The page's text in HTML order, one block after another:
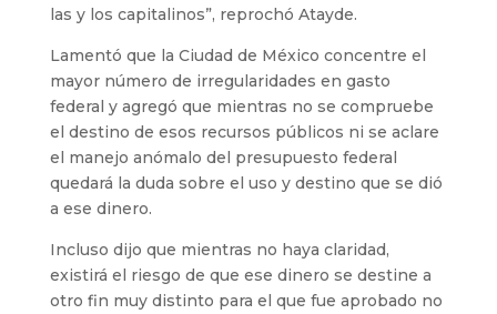
las y los capitalinos”, reprochó Atayde.
Lamentó que la Ciudad de México concentre el
mayor número de irregularidades en gasto
federal y agregó que mientras no se compruebe
el destino de esos recursos públicos ni se aclare
el manejo anómalo del presupuesto federal
quedará la duda sobre el uso y destino que se dió
a ese dinero.
Incluso dijo que mientras no haya claridad,
existirá el riesgo de que ese dinero se destine a
otro fin muy distinto para el que fue aprobado no